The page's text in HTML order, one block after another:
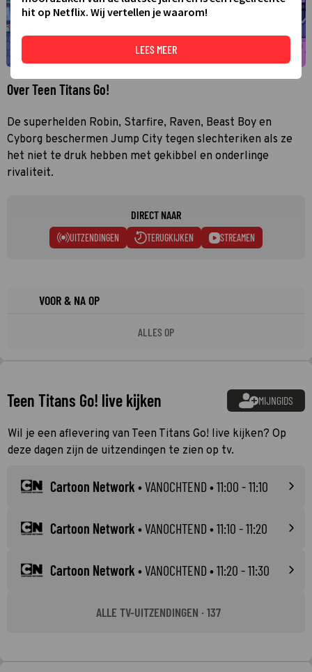
Over Teen Titans Go!
De superhelden Robin, Starfire, Raven, Beast Boy en
Cyborg beschermen Jump City tegen slechteriken als ze
het niet te druk hebben met gekibbel en onderlinge
rivaliteit.
DIRECT NAAR
UITZENDINGEN TERUGKIJKEN STREAMEN
VOOR & NA OP
ALLES OP
Teen Titans Go! live kijken MIJNGIDS
Wil je een aflevering van Teen Titans Go! live kijken? Op
deze dagen zijn de uitzendingen te zien op tv.
Cartoon Network •VANOCHTEND • 11:00 - 11:10
Cartoon Network •VANOCHTEND • 11:10 - 11:20
Cartoon Network •VANOCHTEND • 11:20 - 11:30
ALLE TV-UITZENDINGEN · 137
hit op Netflix. Wij vertellen je waarom!
LEES MEER